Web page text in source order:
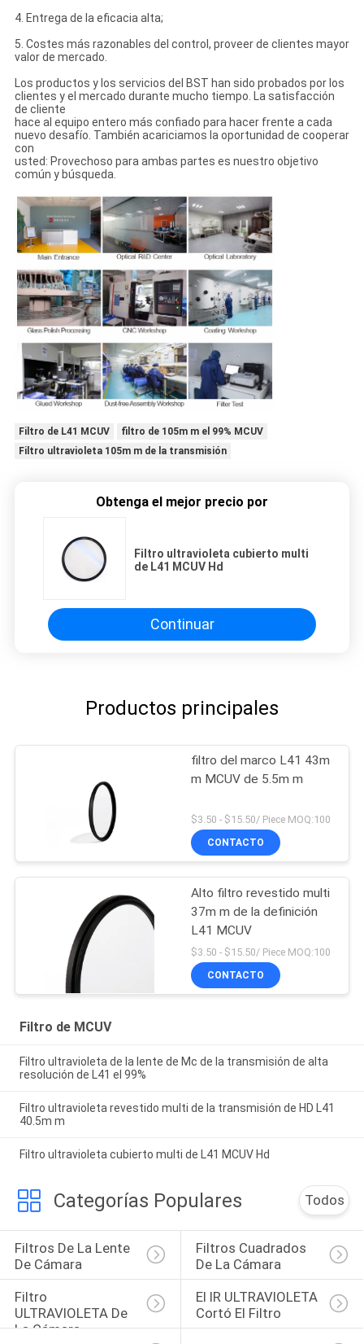
4. Entrega de la eficacia alta;
5. Costes más razonables del control, proveer de clientes mayor
valor de mercado.
Los productos y los servicios del BST han sido probados por los
clientes y el mercado durante mucho tiempo. La satisfacción
de cliente
hace al equipo entero más confiado para hacer frente a cada
nuevo desafío. También acariciamos la oportunidad de cooperar
con
usted: Provechoso para ambas partes es nuestro objetivo
común y búsqueda.
Filtro de L41 MCUV
filtro de 105m m el 99% MCUV
Filtro ultravioleta 105m m de la transmisión
Obtenga el mejor precio por
Filtro ultravioleta cubierto multi
de L41 MCUV Hd
Continuar
Productos principales
filtro del marco L41 43m
m MCUV de 5.5m m
$3.50 - $15.50/ Piece MOQ:100
CONTACTO
Alto filtro revestido multi
37m m de la definición
L41 MCUV
$3.50 - $15.50/ Piece MOQ:100
CONTACTO
Filtro de MCUV
Filtro ultravioleta de la lente de Mc de la transmisión de alta
resolución de L41 el 99%
Filtro ultravioleta revestido multi de la transmisión de HD L41
40.5m m
Filtro ultravioleta cubierto multi de L41 MCUV Hd
Categorías Populares Todos
Filtros De La Lente
De Cámara
Filtros Cuadrados
De La Cámara
Filtro
ULTRAVIOLETA De
La Cámara
El IR ULTRAVIOLETA
Cortó El Filtro